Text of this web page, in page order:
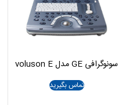
سونوگرافی GE مدل voluson E
تماس بگیرید